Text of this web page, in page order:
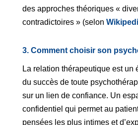
des approches théoriques «
contradictoires » (selon
3. Comment choisir son
La relation thérapeutique est un
du succès de toute
sur un lien de confiance. Un
confidentiel qui permet au
pensées les plus intimes et